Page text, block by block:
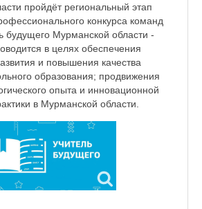
пройдёт региональный этап
конкурса команд
будущего Мурманской области -
в целях обеспечения
и повышения качества
образования; продвижения
опыта и инновационной
в Мурманской области.